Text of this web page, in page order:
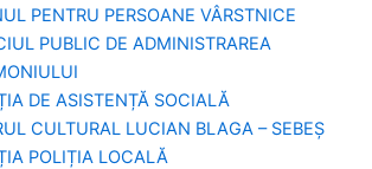
PENTRU PERSOANE VÂRSTNICE
PUBLIC DE ADMINISTRAREA
DE ASISTENȚĂ SOCIALĂ
CULTURAL LUCIAN BLAGA – SEBEȘ
POLIȚIA LOCALĂ